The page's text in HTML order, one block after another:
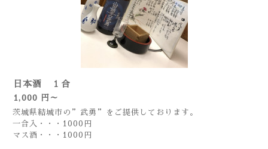
日本酒 １合
1,000 円～
茨城県結城市の”武勇”をご提供しております。
一合入・・・1000円
マス酒・・・1000円